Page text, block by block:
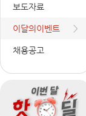
보도자료
이달의이벤트
채용공고